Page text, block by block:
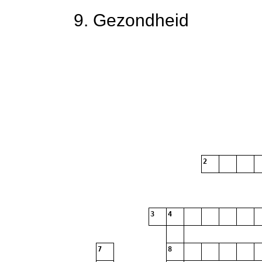
9. Gezondheid
2
3 4
7 8